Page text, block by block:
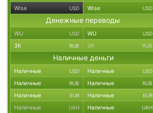
Wise USD Wise USD
Денежные переводы
WU USD WU USD
ЗК RUB ЗК RUB
Наличные деньги
Наличные USD Наличные USD
Наличные RUB Наличные RUB
Наличные EUR Наличные EUR
Наличные UAH Наличные UAH